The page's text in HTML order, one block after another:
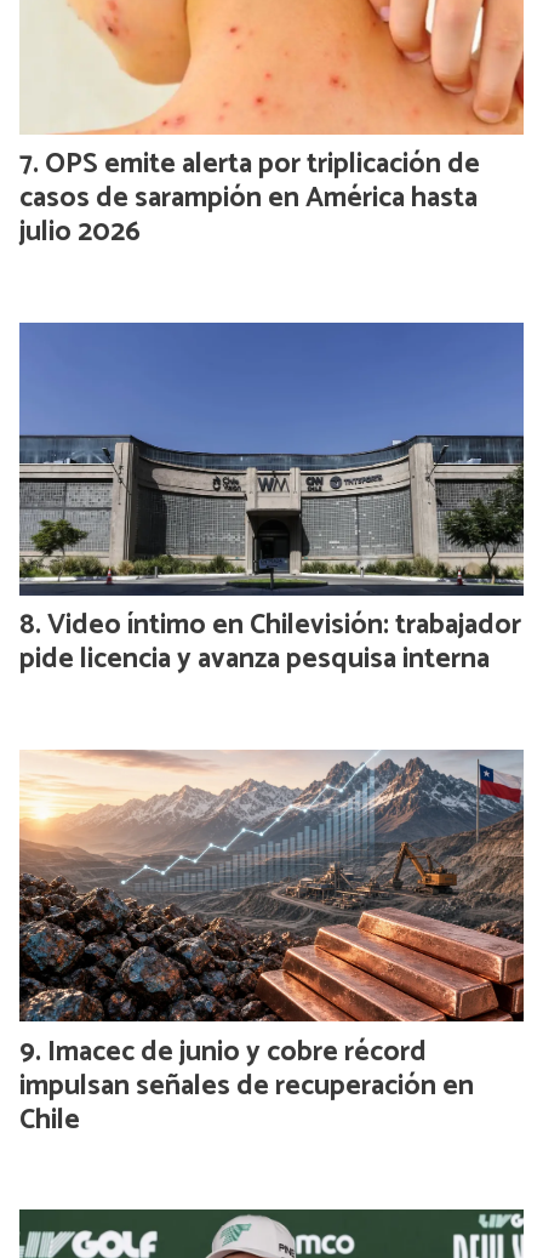
OPS emite alerta por triplicación de
casos de sarampión en América hasta
julio 2026
Video íntimo en Chilevisión: trabajador
pide licencia y avanza pesquisa interna
Imacec de junio y cobre récord
impulsan señales de recuperación en
Chile